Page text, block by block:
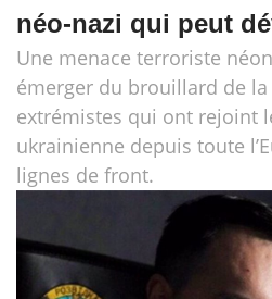
néo-nazi qui peut
Une menace terroriste
émerger du brouillard de
extrémistes qui ont rejoint
ukrainienne depuis toute
lignes de front.